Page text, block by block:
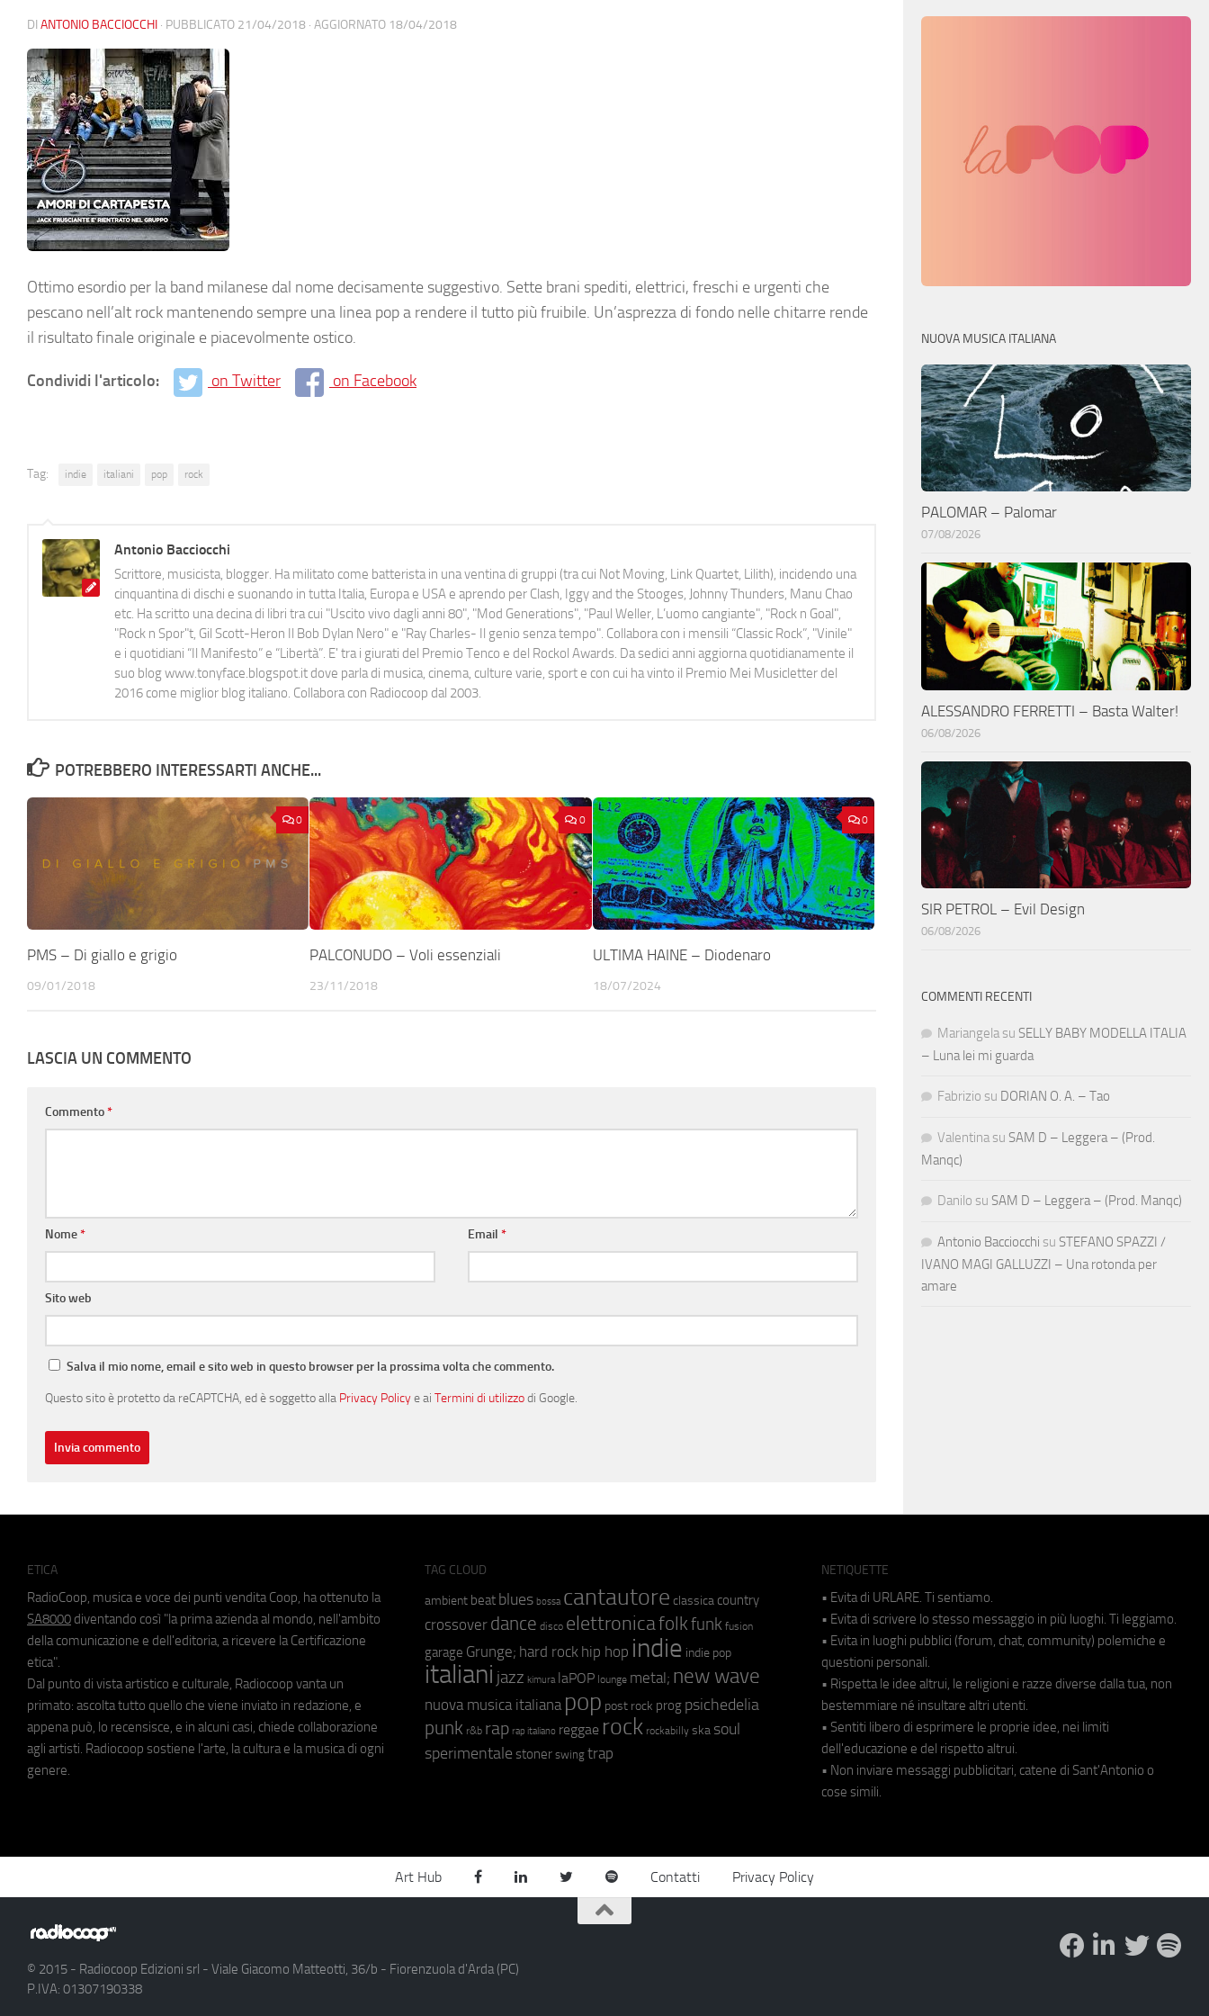
DI ANTONIO BACCIOCCHI · PUBBLICATO 21/04/2018 · AGGIORNATO 18/04/2018
Ottimo esordio per la band milanese dal nome decisamente suggestivo. Sette brani spediti, elettrici, freschi e urgenti che
pescano nell’alt rock mantenendo sempre una linea pop a rendere il tutto più fruibile. Un’asprezza di fondo nelle chitarre rende
il risultato finale originale e piacevolmente ostico.
Condividi l'articolo: on Twitter on Facebook
Tag: indie italiani pop rock
Antonio Bacciocchi
Scrittore, musicista, blogger. Ha militato come batterista in una ventina di gruppi (tra cui Not Moving, Link Quartet, Lilith), incidendo una
cinquantina di dischi e suonando in tutta Italia, Europa e USA e aprendo per Clash, Iggy and the Stooges, Johnny Thunders, Manu Chao
etc. Ha scritto una decina di libri tra cui "Uscito vivo dagli anni 80", "Mod Generations", "Paul Weller, L’uomo cangiante", "Rock n Goal",
"Rock n Spor"t, Gil Scott-Heron Il Bob Dylan Nero" e "Ray Charles- Il genio senza tempo". Collabora con i mensili “Classic Rock”, "Vinile"
e i quotidiani “Il Manifesto” e “Libertà”. E' tra i giurati del Premio Tenco e del Rockol Awards. Da sedici anni aggiorna quotidianamente il
suo blog www.tonyface.blogspot.it dove parla di musica, cinema, culture varie, sport e con cui ha vinto il Premio Mei Musicletter del
2016 come miglior blog italiano. Collabora con Radiocoop dal 2003.
POTREBBERO INTERESSARTI ANCHE...
0
PMS – Di giallo e grigio
09/01/2018
0
PALCONUDO – Voli essenziali
23/11/2018
0
ULTIMA HAINE – Diodenaro
18/07/2024
LASCIA UN COMMENTO
Commento*
Nome* Email*
Sito web
Salva il mio nome, email e sito web in questo browser per la prossima volta che commento.
Questo sito è protetto da reCAPTCHA, ed è soggetto alla Privacy Policye ai Termini di utilizzodi Google.
NUOVA MUSICA ITALIANA
PALOMAR – Palomar
07/08/2026
ALESSANDRO FERRETTI – Basta Walter!
06/08/2026
SIR PETROL – Evil Design
06/08/2026
COMMENTI RECENTI
Mariangela su SELLY BABY MODELLA ITALIA
– Luna lei mi guarda
Fabrizio su DORIAN O. A. – Tao
Valentina su SAM D – Leggera – (Prod.
Manqc)
Danilo su SAM D – Leggera – (Prod. Manqc)
Antonio Bacciocchi su STEFANO SPAZZI /
IVANO MAGI GALLUZZI – Una rotonda per
amare
ETICA
RadioCoop, musica e voce dei punti vendita Coop, ha ottenuto la
SA8000 diventando così "la prima azienda al mondo, nell'ambito
della comunicazione e dell'editoria, a ricevere la Certificazione
etica".
Dal punto di vista artistico e culturale, Radiocoop vanta un
primato: ascolta tutto quello che viene inviato in redazione, e
appena può, lo recensisce, e in alcuni casi, chiede collaborazione
agli artisti. Radiocoop sostiene l'arte, la cultura e la musica di ogni
genere.
TAG CLOUD
ambient beat blues bossa cantautore classica country
crossover dance disco elettronicafolkfunk fusion
garage Grunge; hard rock hip hop indie indie pop
italiani jazz kimura laPOP lounge metal; new wave
nuova musica italiana pop post rock prog psichedelia
punk r&b rap rap italiano reggae rock rockabilly ska soul
sperimentale stoner swing trap
NETIQUETTE
• Evita di URLARE. Ti sentiamo.
• Evita di scrivere lo stesso messaggio in più luoghi. Ti leggiamo.
• Evita in luoghi pubblici (forum, chat, community) polemiche e
questioni personali.
• Rispetta le idee altrui, le religioni e razze diverse dalla tua, non
bestemmiare né insultare altri utenti.
• Sentiti libero di esprimere le proprie idee, nei limiti
dell'educazione e del rispetto altrui.
• Non inviare messaggi pubblicitari, catene di Sant'Antonio o
cose simili.
Art Hub Contatti Privacy Policy
© 2015 - Radiocoop Edizioni srl - Viale Giacomo Matteotti, 36/b - Fiorenzuola d'Arda (PC)
P.IVA: 01307190338